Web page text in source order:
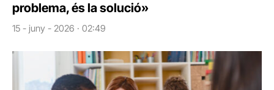
problema, és la solució»
15 - juny - 2026 · 02:49